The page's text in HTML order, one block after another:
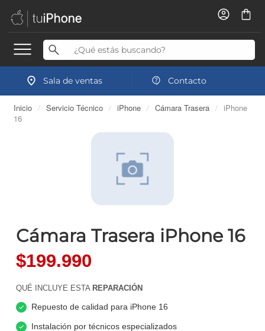
Sala de ventas Contacto
Inicio / Servicio Técnico / iPhone / Cámara Trasera / iPhone
16
Cámara Trasera iPhone 16
$199.990
QUÉ INCLUYE ESTA REPARACIÓN
Repuesto de calidad para iPhone 16
Instalación por técnicos especializados